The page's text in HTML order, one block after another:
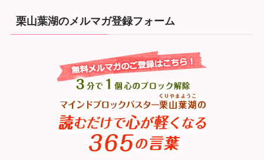
栗山葉湖のメルマガ登録フォーム